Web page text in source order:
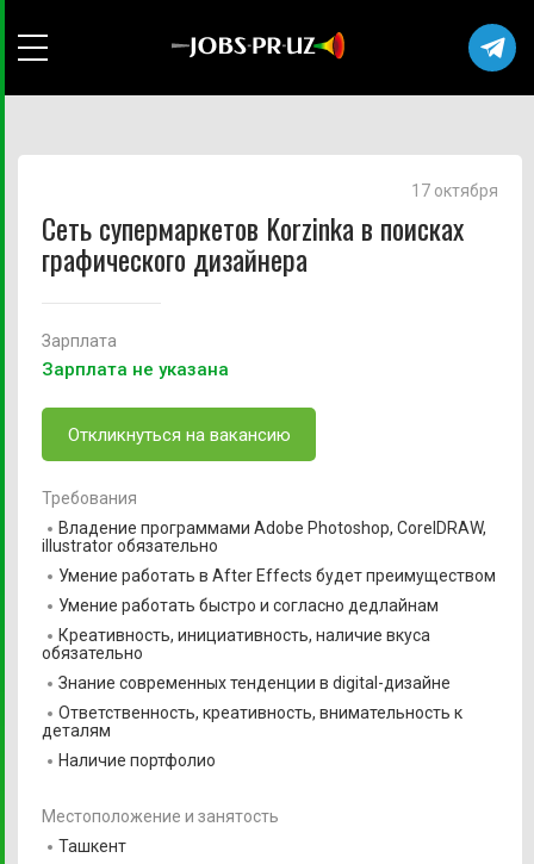
Сеть супермаркетов Korzinka в поисках
графического дизайнера
17 октября
Зарплата
Зарплата не указана
Откликнуться на вакансию
Требования
Владение программами Adobe Photoshop, CorelDRAW,
illustrator обязательно
Умение работать в After Effects будет преимуществом
Умение работать быстро и согласно дедлайнам
Креативность, инициативность, наличие вкуса
обязательно
Знание современных тенденции в digital-дизайне
Ответственность, креативность, внимательность к
деталям
Наличие портфолио
Местоположение и занятость
Ташкент